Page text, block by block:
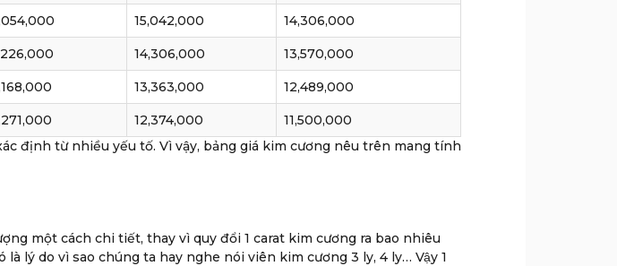
15,042,000 14,306,000
14,306,000 13,570,000
13,363,000 12,489,000
12,374,000
11,500,000
định từ nhiều yếu tố. Vì vậy, bảng giá kim cương nêu trên mang tính
một cách chi tiết, thay vì quy đổi 1 carat kim cương ra bao nhiêu
lý do vì sao chúng ta hay nghe nói viên kim cương 3 ly, 4 ly… Vậy 1